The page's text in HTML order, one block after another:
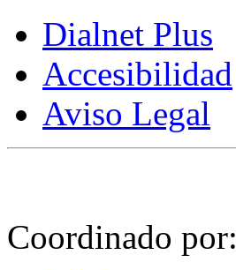
Dialnet Plus
Accesibilidad
Aviso Legal
Coordinado por: